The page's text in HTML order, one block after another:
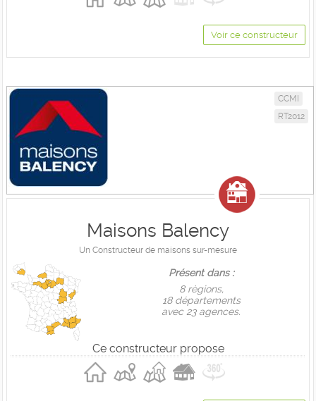
Voir ce constructeur
CCMI
RT2012
Maisons Balency
Un Constructeur de maisons sur-mesure
Présent dans :
8 règions,
18 départements
avec 23 agences.
Ce constructeur propose